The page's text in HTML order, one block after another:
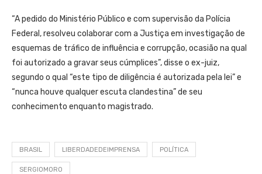
“A pedido do Ministério Público e com supervisão da Polícia
Federal, resolveu colaborar com a Justiça em investigação de
esquemas de tráfico de influência e corrupção, ocasião na qual
foi autorizado a gravar seus cúmplices”, disse o ex-juiz,
segundo o qual “este tipo de diligência é autorizada pela lei” e
“nunca houve qualquer escuta clandestina” de seu
conhecimento enquanto magistrado.
BRASIL LIBERDADEDEIMPRENSA POLÍTICA
SERGIOMORO